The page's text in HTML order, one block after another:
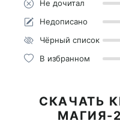
Не дочитал
Недописано
Чёрный список
В избранном
СКАЧАТЬ
МАГИЯ-